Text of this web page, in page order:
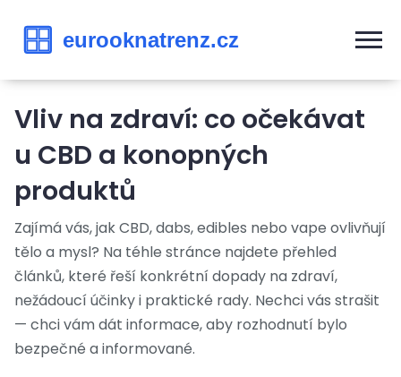
Vliv na zdraví: co očekávat
u CBD a konopných
produktů
Zajímá vás, jak CBD, dabs, edibles nebo vape ovlivňují
tělo a mysl? Na téhle stránce najdete přehled
článků, které řeší konkrétní dopady na zdraví,
nežádoucí účinky i praktické rady. Nechci vás strašit
— chci vám dát informace, aby rozhodnutí bylo
bezpečné a informované.